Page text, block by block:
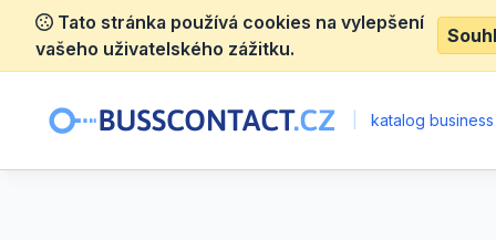
Tato stránka používá cookies na vylepšení
vašeho uživatelského zážitku.
katalog